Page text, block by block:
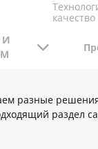
качество
разные
раздел